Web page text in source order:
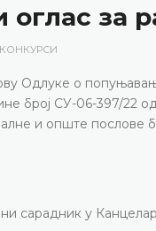
оглас за
КОНКУРСИ
Одлуке о
број СУ-06-397/22
и опште послове
сарадник у